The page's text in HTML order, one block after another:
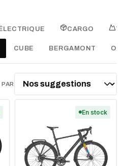
CARGO
CUBE BERGAMONT
En stock